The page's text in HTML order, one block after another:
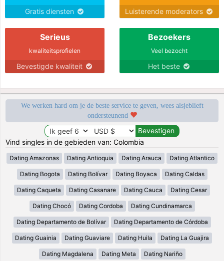
Gratis diensten Luisterende moderators
Serieus
kwaliteitsprofielen
Bevestigde kwaliteit
Bezoekers
Veel bezocht
Het beste
We werken hard om je de beste service te geven, wees alsjeblieft
ondersteunend
Vind singles in de gebieden van: Colombia
Dating Amazonas Dating Antioquia Dating Arauca Dating Atlantico
Dating Bogota Dating Bolívar Dating Boyaca Dating Caldas
Dating Caqueta Dating Casanare Dating Cauca Dating Cesar
Dating Chocó Dating Cordoba Dating Cundinamarca
Dating Departamento de Bolívar Dating Departamento de Córdoba
Dating Guainia Dating Guaviare Dating Huila Dating La Guajira
Dating Magdalena Dating Meta Dating Nariño